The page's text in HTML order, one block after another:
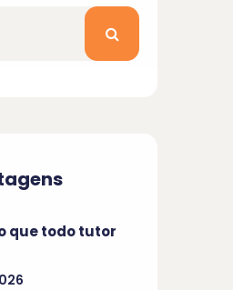
que todo tutor